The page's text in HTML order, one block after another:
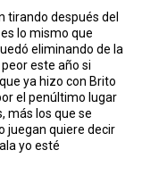
tirando después del
lo mismo que
eliminando de la
este año si
ya hizo con Brito
el penúltimo lugar
más los que se
juegan quiere decir
yo esté